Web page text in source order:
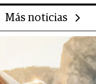
Más noticias